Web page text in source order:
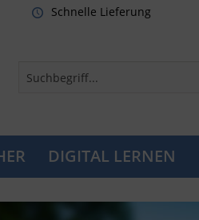
Schnelle Lieferung
DIGITAL LERNEN